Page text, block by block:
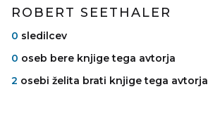
ROBERT SEETHALER
0 sledilcev
0 oseb bere knjige tega avtorja
2 osebi želita brati knjige tega avtorja